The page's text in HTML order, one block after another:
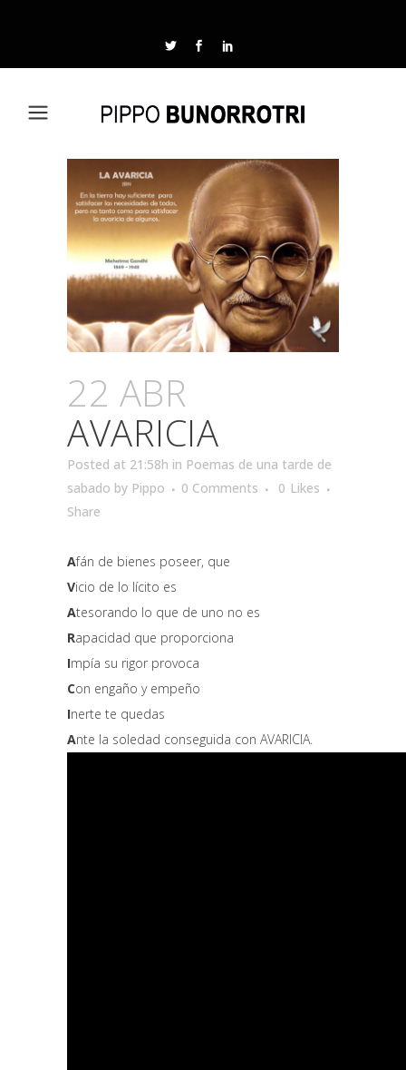
22 ABR
AVARICIA
Posted at 21:58h in Poemas de una tarde de
sabado by Pippo 0 Comments 0 Likes
Share
Afán de bienes poseer, que
Vicio de lo lícito es
Atesorando lo que de uno no es
Rapacidad que proporciona
Impía su rigor provoca
Con engaño y empeño
Inerte te quedas
Ante la soledad conseguida con AVARICIA.